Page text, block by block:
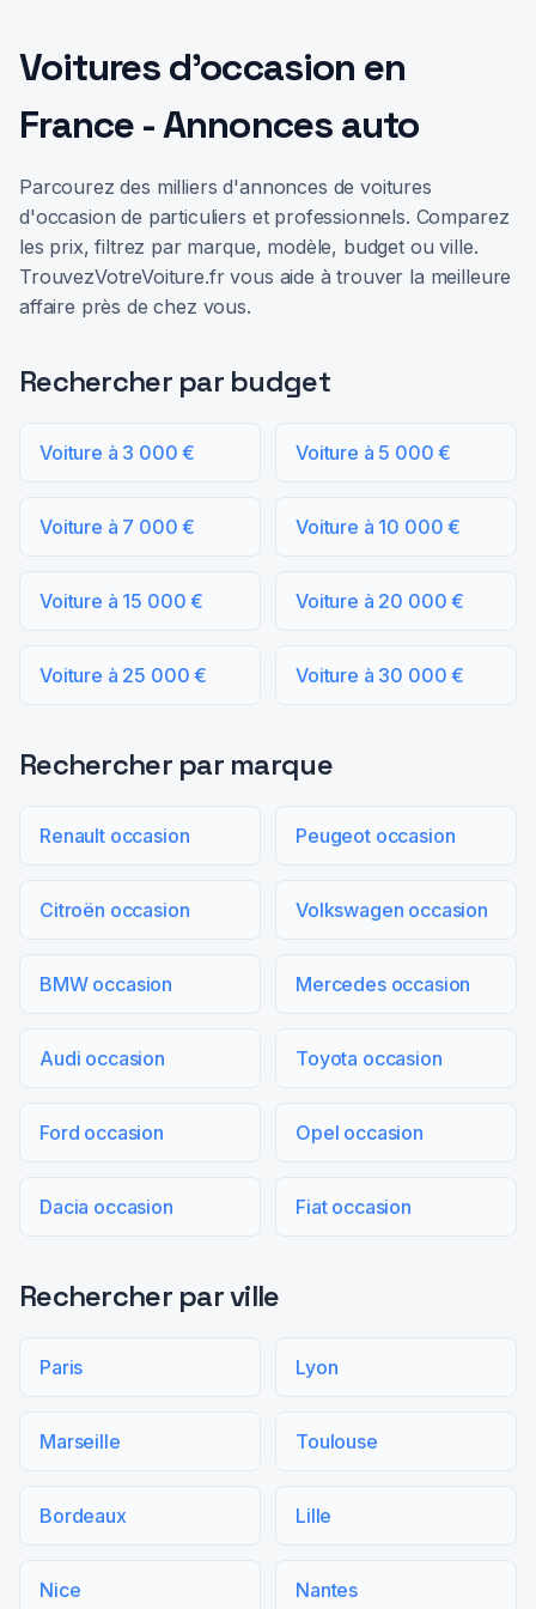
Voitures d'occasion en
France - Annonces auto
Parcourez des milliers d'annonces de voitures
d'occasion de particuliers et professionnels. Comparez
les prix, filtrez par marque, modèle, budget ou ville.
TrouvezVotreVoiture.fr vous aide à trouver la meilleure
affaire près de chez vous.
Rechercher par budget
Voiture à 3 000 € Voiture à 5 000 €
Voiture à 7 000 € Voiture à 10 000 €
Voiture à 15 000 € Voiture à 20 000 €
Voiture à 25 000 € Voiture à 30 000 €
Rechercher par marque
Renault occasion Peugeot occasion
Citroën occasion Volkswagen occasion
BMW occasion Mercedes occasion
Audi occasion Toyota occasion
Ford occasion Opel occasion
Dacia occasion Fiat occasion
Rechercher par ville
Paris Lyon
Marseille Toulouse
Bordeaux Lille
Nice Nantes